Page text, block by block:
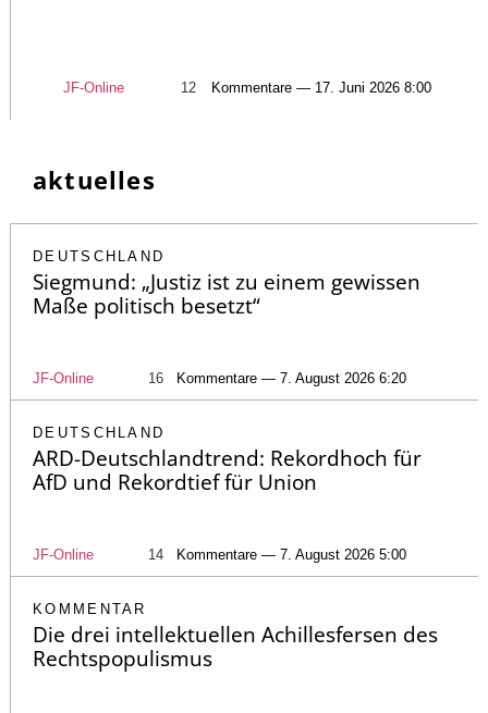
JF-Online 12 Kommentare — 17. Juni 2026 8:00
aktuelles
DEUTSCHLAND
Siegmund: „Justiz ist zu einem gewissen
Maße politisch besetzt“
JF-Online 16 Kommentare — 7. August 2026 6:20
DEUTSCHLAND
ARD-Deutschlandtrend: Rekordhoch für
AfD und Rekordtief für Union
JF-Online 14 Kommentare — 7. August 2026 5:00
KOMMENTAR
Die drei intellektuellen Achillesfersen des
Rechtspopulismus